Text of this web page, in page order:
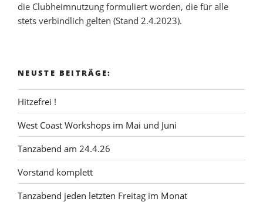
die Clubheimnutzung formuliert worden, die für alle
stets verbindlich gelten (Stand 2.4.2023).
NEUSTE BEITRÄGE:
Hitzefrei !
West Coast Workshops im Mai und Juni
Tanzabend am 24.4.26
Vorstand komplett
Tanzabend jeden letzten Freitag im Monat